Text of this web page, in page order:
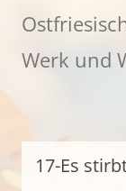
Werk und
17-Es